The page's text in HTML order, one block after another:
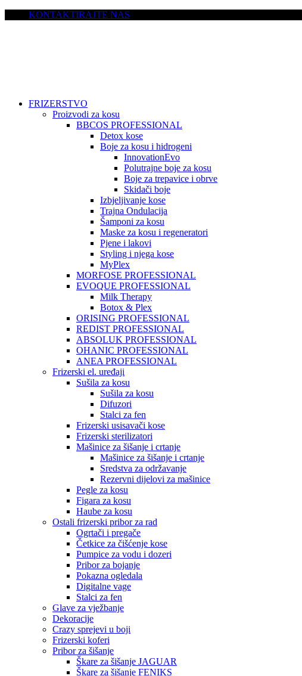
KONTAKTIRAJTE NAS
FRIZERSTVO
Proizvodi za kosu
BBCOS PROFESSIONAL
Detox kose
Boje za kosu i hidrogeni
InnovationEvo
Polutrajne boje za kosu
Boje za trepavice i obrve
Skidači boje
Izbjeljivanje kose
Trajna Ondulacija
Šamponi za kosu
Maske za kosu i regeneratori
Pjene i lakovi
Styling i njega kose
MyPlex
MORFOSE PROFESSIONAL
EVOQUE PROFESSIONAL
Milk Therapy
Botox & Plex
ORISING PROFESSIONAL
REDIST PROFESSIONAL
ABSOLUK PROFESSIONAL
OHANIC PROFESSIONAL
ANEA PROFESSIONAL
Frizerski el. uređaji
Sušila za kosu
Sušila za kosu
Difuzori
Stalci za fen
Frizerski usisavači kose
Frizerski sterilizatori
Mašinice za šišanje i crtanje
Mašinice za šišanje i crtanje
Sredstva za održavanje
Rezervni dijelovi za mašinice
Pegle za kosu
Figara za kosu
Haube za kosu
Ostali frizerski pribor za rad
Ogrtači i pregače
Četkice za čišćenje kose
Pumpice za vodu i dozeri
Pribor za bojanje
Pokazna ogledala
Digitalne vage
Stalci za fen
Glave za vježbanje
Dekoracije
Crazy sprejevi u boji
Frizerski koferi
Pribor za šišanje
Škare za šišanje JAGUAR
Škare za šišanje FENIKS